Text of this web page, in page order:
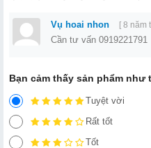
Vụ hoai nhon [ 8 năm
Cần tư vấn 0919221791
Bạn cảm thấy sản phẩm như
Tuyệt vời
Rất tốt
Tốt